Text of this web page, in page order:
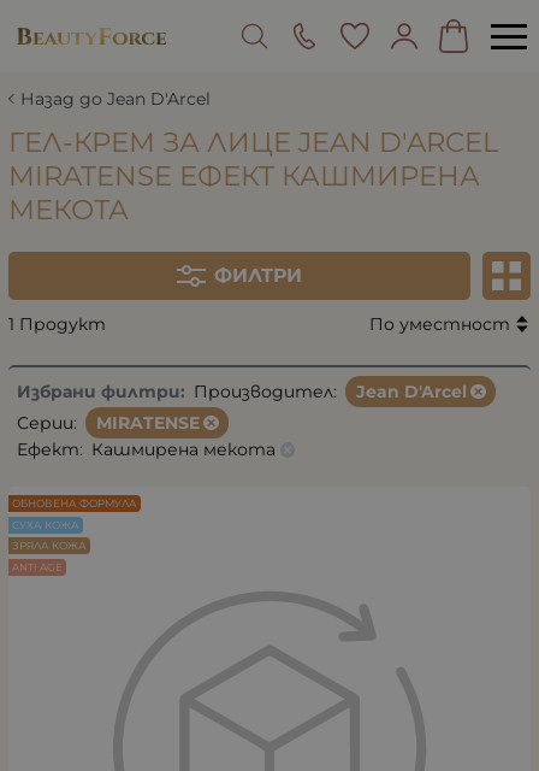
Назад до Jean D'Arcel
ГЕЛ-КРЕМ ЗА ЛИЦЕ JEAN D'ARCEL
MIRATENSE ЕФЕКТ КАШМИРЕНА
МЕКОТА
ФИЛТРИ
1 Продукт По уместност
Избрани филтри: Производител:
Jean D'Arcel
Серии:
MIRATENSE
Ефект: Кашмирена мекота
ОБНОВЕНА ФОРМУЛА
СУХА КОЖА
ЗРЯЛА КОЖА
ANTI AGE